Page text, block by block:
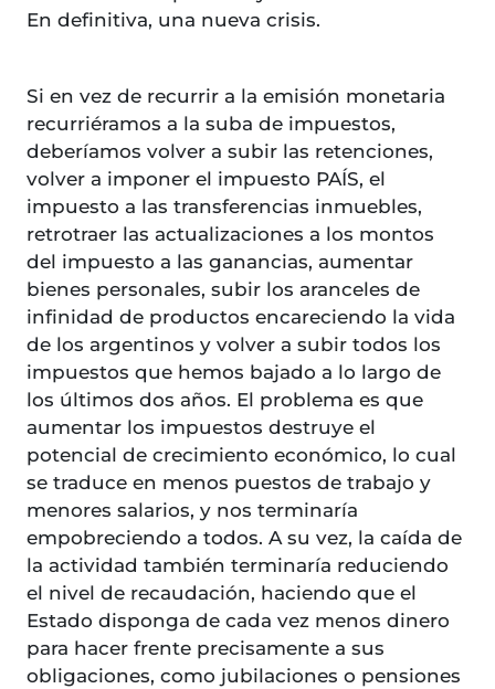
En definitiva, una nueva crisis.
Si en vez de recurrir a la emisión monetaria
recurriéramos a la suba de impuestos,
deberíamos volver a subir las retenciones,
volver a imponer el impuesto PAÍS, el
impuesto a las transferencias inmuebles,
retrotraer las actualizaciones a los montos
del impuesto a las ganancias, aumentar
bienes personales, subir los aranceles de
infinidad de productos encareciendo la vida
de los argentinos y volver a subir todos los
impuestos que hemos bajado a lo largo de
los últimos dos años. El problema es que
aumentar los impuestos destruye el
potencial de crecimiento económico, lo cual
se traduce en menos puestos de trabajo y
menores salarios, y nos terminaría
empobreciendo a todos. A su vez, la caída de
la actividad también terminaría reduciendo
el nivel de recaudación, haciendo que el
Estado disponga de cada vez menos dinero
para hacer frente precisamente a sus
obligaciones, como jubilaciones o pensiones